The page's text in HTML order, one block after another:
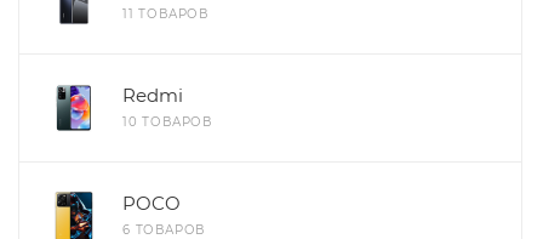
11 ТОВАРОВ
Redmi
10 ТОВАРОВ
POCO
6 ТОВАРОВ